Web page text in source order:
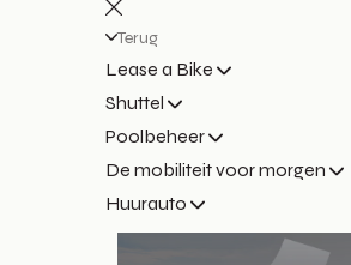
Terug
Lease a Bike
Shuttel
Poolbeheer
De mobiliteit voor morgen
Huurauto